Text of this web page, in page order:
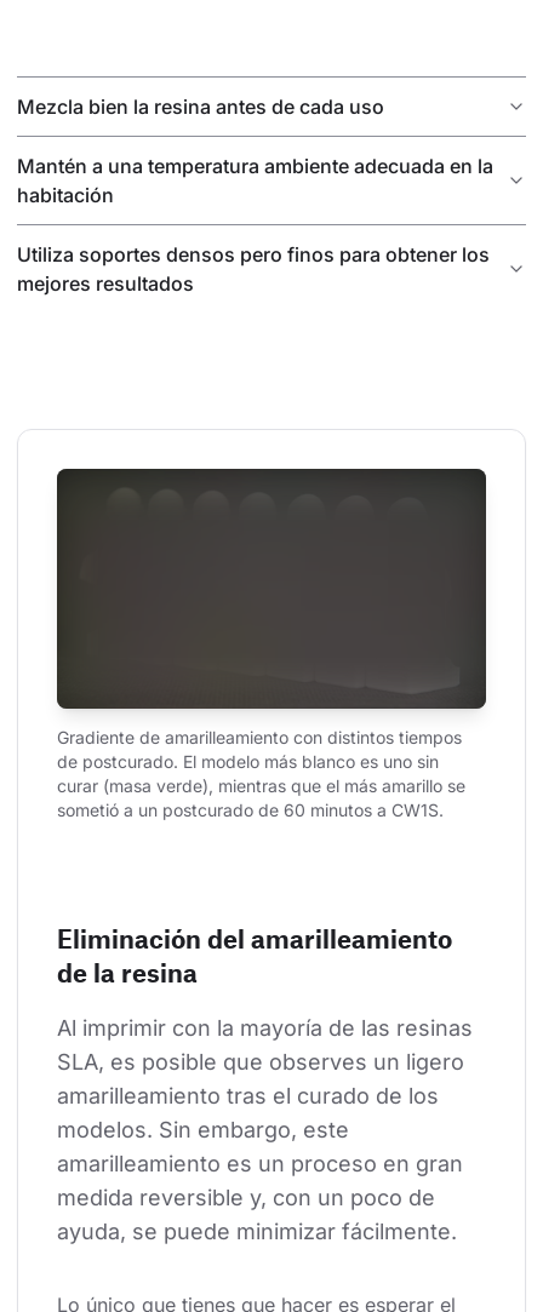
Mezcla bien la resina antes de cada uso
Mantén a una temperatura ambiente adecuada en la
habitación
Utiliza soportes densos pero finos para obtener los
mejores resultados
Gradiente de amarilleamiento con distintos tiempos
de postcurado. El modelo más blanco es uno sin
curar (masa verde), mientras que el más amarillo se
sometió a un postcurado de 60 minutos a CW1S.
Eliminación del amarilleamiento
de la resina
Al imprimir con la mayoría de las resinas
SLA, es posible que observes un ligero
amarilleamiento tras el curado de los
modelos. Sin embargo, este
amarilleamiento es un proceso en gran
medida reversible y, con un poco de
ayuda, se puede minimizar fácilmente.
Lo único que tienes que hacer es esperar el